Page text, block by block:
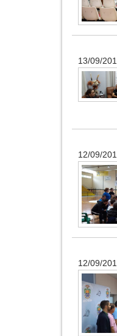
13/09/
12/09/
12/09/